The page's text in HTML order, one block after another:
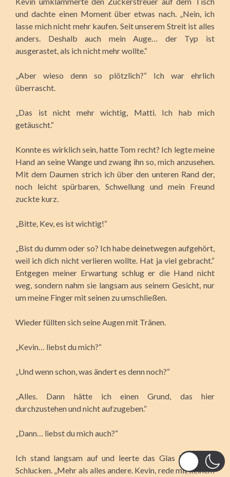
und dachte einen Moment über etwas nach. „Nein, ich
lasse mich nicht mehr kaufen. Seit unserem Streit ist alles
anders. Deshalb auch mein Auge… der Typ ist
ausgerastet, als ich nicht mehr wollte.“
„Aber wieso denn so plötzlich?“ Ich war ehrlich
überrascht.
„Das ist nicht mehr wichtig, Matti. Ich hab mich
getäuscht.“
Konnte es wirklich sein, hatte Tom recht? Ich legte meine
Hand an seine Wange und zwang ihn so, mich anzusehen.
Mit dem Daumen strich ich über den unteren Rand der,
noch leicht spürbaren, Schwellung und mein Freund
zuckte kurz.
„Bitte, Kev, es ist wichtig!“
„Bist du dumm oder so? Ich habe deinetwegen aufgehört,
weil ich dich nicht verlieren wollte. Hat ja viel gebracht.“
Entgegen meiner Erwartung schlug er die Hand nicht
weg, sondern nahm sie langsam aus seinem Gesicht, nur
um meine Finger mit seinen zu umschließen.
Wieder füllten sich seine Augen mit Tränen.
„Kevin… liebst du mich?“
„Und wenn schon, was ändert es denn noch?“
„Alles. Dann hätte ich einen Grund, das hier
durchzustehen und nicht aufzugeben.“
„Dann… liebst du mich auch?“
Ich stand langsam auf und leerte das Glas in großen
Schlucken. „Mehr als alles andere. Kevin, rede mit keinem